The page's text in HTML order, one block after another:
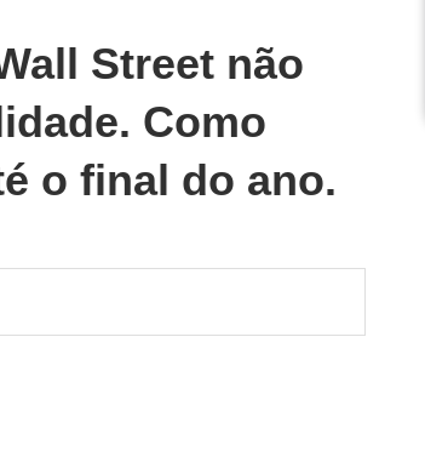
Street não
Como
o final do ano.